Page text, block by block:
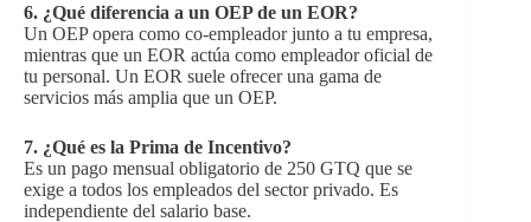
6. ¿Qué diferencia a un OEP de un EOR?
Un OEP opera como co-empleador junto a tu empresa,
mientras que un EOR actúa como empleador oficial de
tu personal. Un EOR suele ofrecer una gama de
servicios más amplia que un OEP.
7. ¿Qué es la Prima de Incentivo?
Es un pago mensual obligatorio de 250 GTQ que se
exige a todos los empleados del sector privado. Es
independiente del salario base.